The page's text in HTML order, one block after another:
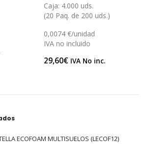
Caja: 4.000 uds.
(20 Paq. de 200 uds.)
0,0074 €/unidad
IVA no incluido
29,60€ IVA No inc.
ECOFOAM MULTISUELOS (LECOF12)